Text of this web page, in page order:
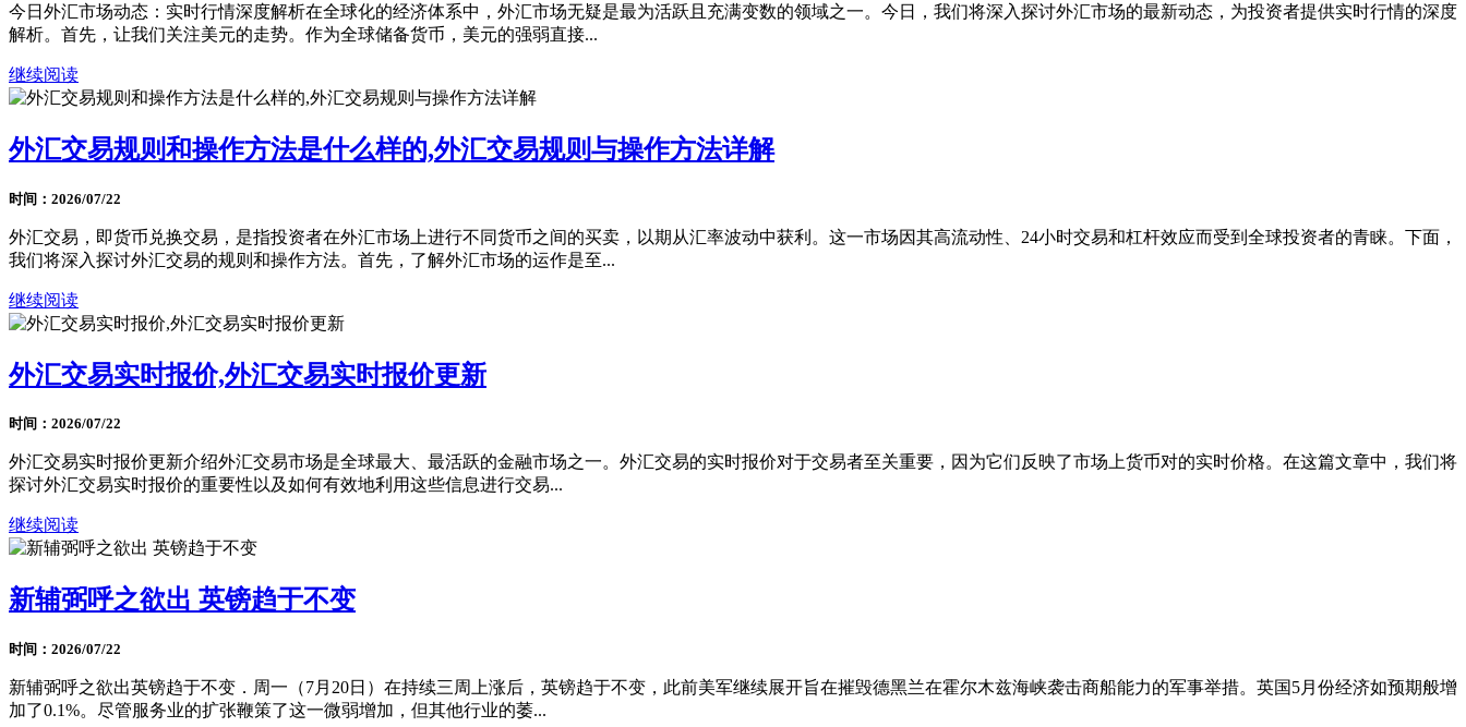
今日外汇市场动态：实时行情深度解析在全球化的经济体系中，外汇市场无疑是最为活跃且充满变数的领域之一。今日，我们将深入探讨外汇市场的最新动态，为投资者提供实时行情的深度
解析。首先，让我们关注美元的走势。作为全球储备货币，美元的强弱直接...
继续阅读
外汇交易规则和操作方法是什么样的,外汇交易规则与操作方法详解
时间：2026/07/22
外汇交易，即货币兑换交易，是指投资者在外汇市场上进行不同货币之间的买卖，以期从汇率波动中获利。这一市场因其高流动性、24小时交易和杠杆效应而受到全球投资者的青睐。下面，
我们将深入探讨外汇交易的规则和操作方法。首先，了解外汇市场的运作是至...
继续阅读
外汇交易实时报价,外汇交易实时报价更新
时间：2026/07/22
外汇交易实时报价更新介绍外汇交易市场是全球最大、最活跃的金融市场之一。外汇交易的实时报价对于交易者至关重要，因为它们反映了市场上货币对的实时价格。在这篇文章中，我们将
探讨外汇交易实时报价的重要性以及如何有效地利用这些信息进行交易...
继续阅读
新辅弼呼之欲出 英镑趋于不变
时间：2026/07/22
新辅弼呼之欲出英镑趋于不变．周一（7月20日）在持续三周上涨后，英镑趋于不变，此前美军继续展开旨在摧毁德黑兰在霍尔木兹海峡袭击商船能力的军事举措。英国5月份经济如预期般增
加了0.1%。尽管服务业的扩张鞭策了这一微弱增加，但其他行业的萎...